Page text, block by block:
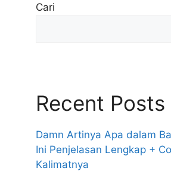
Cari
Recent Posts
Damn Artinya Apa dalam
Ini Penjelasan Lengkap +
Kalimatnya